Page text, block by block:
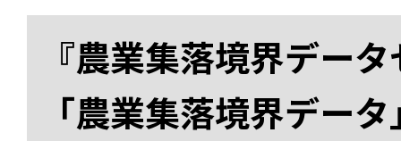
『農業集落境界デー
「農業集落境界デー